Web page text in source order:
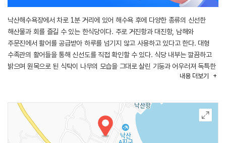
낙산해수욕장에서 차로 1분 거리에 있어 해수욕 후에 다양한 종류의 신선한
해산물과 회를 즐길 수 있는 한식당이다. 주로 거진항과 대진항, 남해와
주문진에서 활어를 공급받아 하루를 넘기지 않고 사용하고 있다고 한다. 대형
수족관의 활어들을 통해 신선도를 직접 확인할 수 있다. 식당 내부는 깔끔하고
밝으며 원목으로 된 식탁이 나무의 모습을 그대로 살린 기둥과 어우러져 독특한
분위기를 자아낸다. 주메뉴는 활어회이지만 모듬물회, 성게알밥, 오징어회덮밥
시원한 맛이 일품이다.
아름다운 해안절벽과 많은 유적을 지니고 있는 낙산사가 근처에 있어 식사
전후에 둘러보면 좋다.
내용 더보기